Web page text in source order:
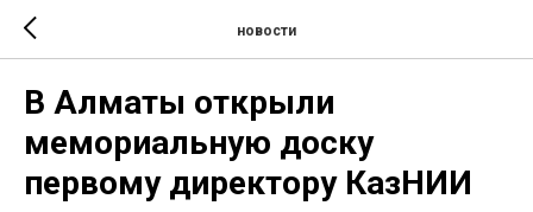
новости
В Алматы открыли
мемориальную доску
первому директору КазНИИ